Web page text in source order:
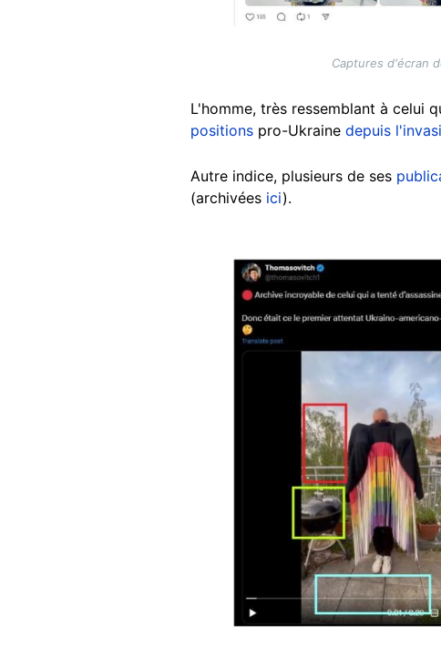
Captures d'écran
L'homme, très ressemblant à celui
positions pro-Ukraine depuis
Autre indice, plusieurs de ses
(archivées ici).